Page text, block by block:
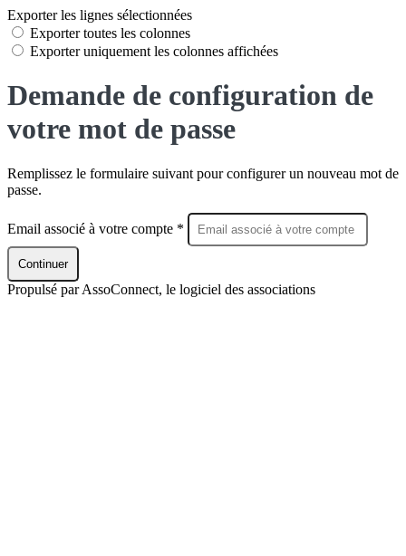
Exporter les lignes sélectionnées
Exporter toutes les colonnes
Exporter uniquement les colonnes affichées
Demande de configuration de
votre mot de passe
Remplissez le formulaire suivant pour configurer un nouveau mot de
passe.
Email associé à votre compte *
Continuer
Propulsé par AssoConnect, le logiciel des associations